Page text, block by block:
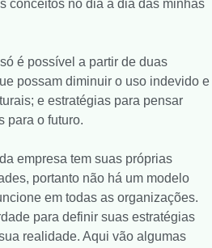
conceitos no dia a dia das minhas
é possível a partir de duas
possam diminuir o uso indevido e
e estratégias para pensar
para o futuro.
empresa tem suas próprias
portanto não há um modelo
em todas as organizações.
para definir suas estratégias
realidade. Aqui vão algumas